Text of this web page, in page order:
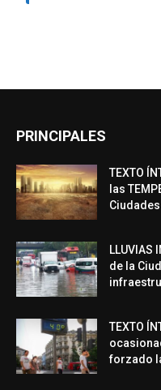
PRINCIPALES
TEXTO
las
Ciudades
LLUVIAS
de la
TEXTO
forzado